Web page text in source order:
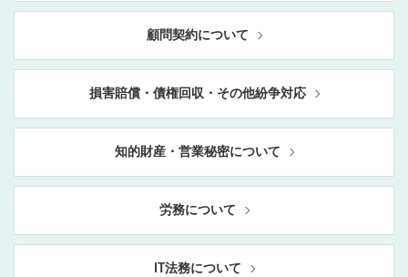
顧問契約について
損害賠償・債権回収・その他紛争対応
知的財産・営業秘密について
労務について
IT法務について